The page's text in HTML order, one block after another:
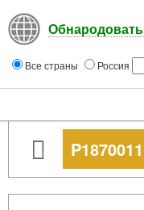
Все страны Россия
P1870011